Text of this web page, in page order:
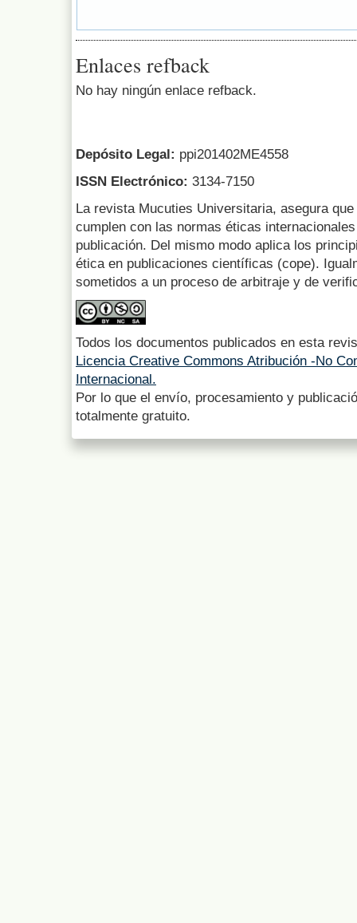
Enlaces refback
No hay ningún enlace refback.
Depósito Legal: ppi201402ME4558
ISSN Electrónico: 3134-7150
La revista Mucuties Universitaria, asegura
cumplen con las normas éticas
publicación. Del mismo modo aplica los
ética en publicaciones científicas (cope).
sometidos a un proceso de arbitraje y de
Todos los documentos publicados en esta
Licencia Creative Commons Atribución -No
Internacional.
Por lo que el envío, procesamiento y
totalmente gratuito.